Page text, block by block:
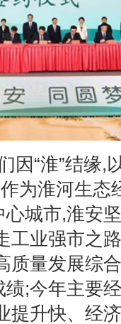
因“淮”结缘,
为淮河生态
城市,淮安
工业强市之
质量发展综
;今年主要
提升快、经